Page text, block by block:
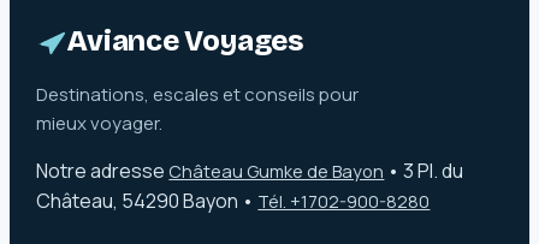
Aviance Voyages
Destinations, escales et conseils pour
mieux voyager.
Notre adresse Château Gumke de Bayon •3 Pl. du
Château, 54290 Bayon • Tél. +1702-900-8280